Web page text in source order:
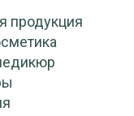
продукция